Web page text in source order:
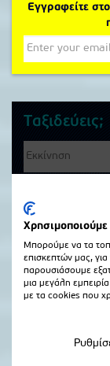
Εγγραφείτε